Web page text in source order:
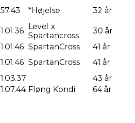
57.43 *Højelse
32 år
1.01.36 Level x
Spartancross
30 år
1.01.46 SpartanCross
41 år
1.01.46 SpartanCross
41 år
1.03.37
43 år
1.07.44 Fløng Kondi 64 år